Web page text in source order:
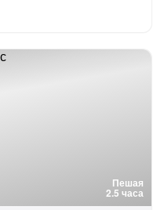
Пешая
2.5 часа